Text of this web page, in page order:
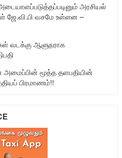
அரசியல்
ஜே.வி.பி வசமே உள்ளன –
வடக்கு ஆளுநராக
அமைப்பின் மூத்த தளபதியின்
பிரமாணம்!!